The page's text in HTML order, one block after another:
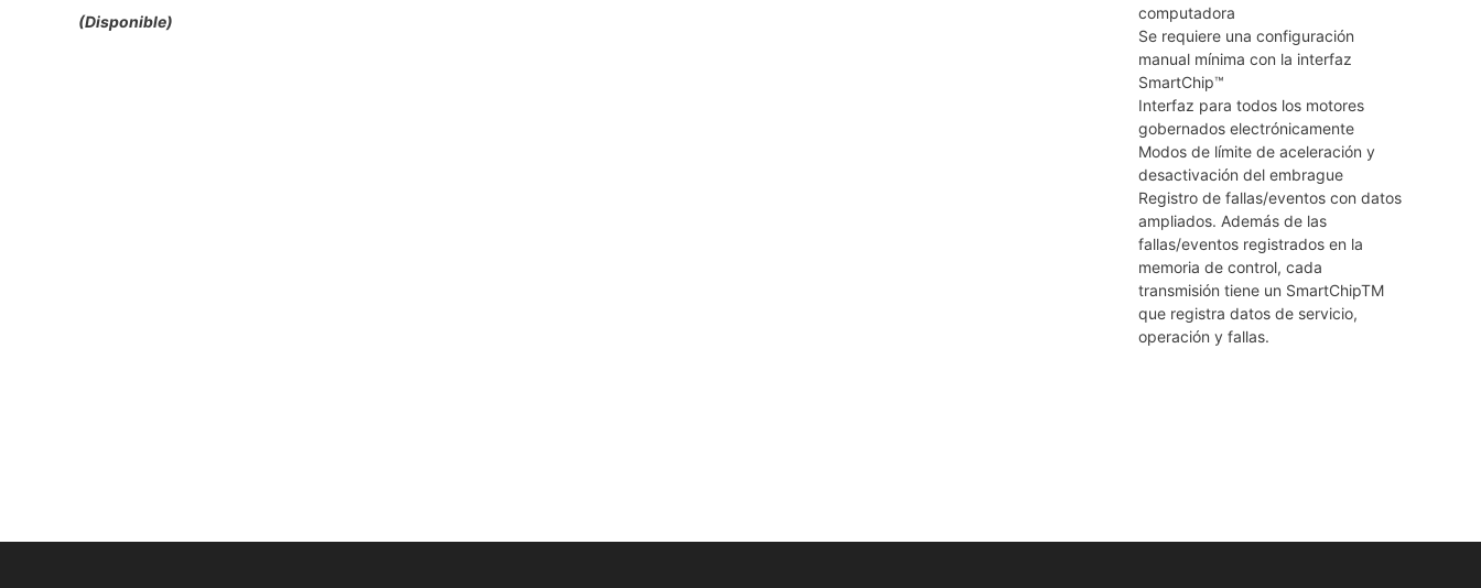
(Disponible)
computadora
Se requiere una configuración
manual mínima con la interfaz
SmartChip™
Interfaz para todos los motores
gobernados electrónicamente
Modos de límite de aceleración y
desactivación del embrague
Registro de fallas/eventos con datos
ampliados. Además de las
fallas/eventos registrados en la
memoria de control, cada
transmisión tiene un SmartChipTM
que registra datos de servicio,
operación y fallas.